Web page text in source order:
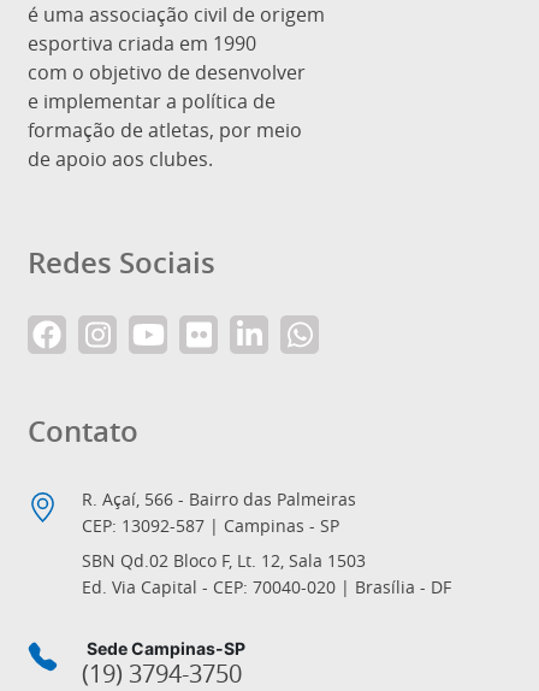
é uma associação civil de origem
esportiva criada em 1990
com o objetivo de desenvolver
e implementar a política de
formação de atletas, por meio
de apoio aos clubes.
Redes Sociais
Contato
R. Açaí, 566 - Bairro das Palmeiras
CEP: 13092-587 | Campinas - SP
SBN Qd.02 Bloco F, Lt. 12, Sala 1503
Ed. Via Capital - CEP: 70040-020 | Brasília - DF
Sede Campinas-SP
(19) 3794-3750